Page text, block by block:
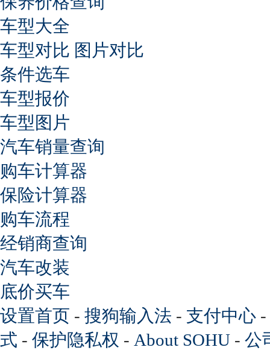
车型大全
车型对比 图片对比
条件选车
车型报价
车型图片
汽车销量查询
购车计算器
保险计算器
购车流程
经销商查询
汽车改装
底价买车
设置首页 - 搜狗输入法 - 支付中心 -
式 - 保护隐私权 - About SOHU - 公